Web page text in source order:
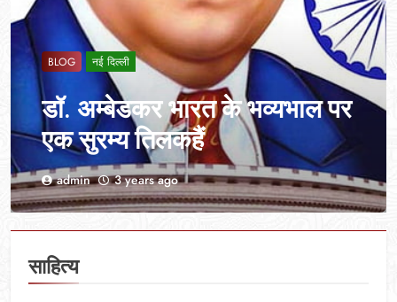
BLOG नई दिल्ली
डॉ. अम्बेडकर भारत के भव्यभाल पर
एक सुरम्य तिलकहैं
admin 3 years ago
साहित्य